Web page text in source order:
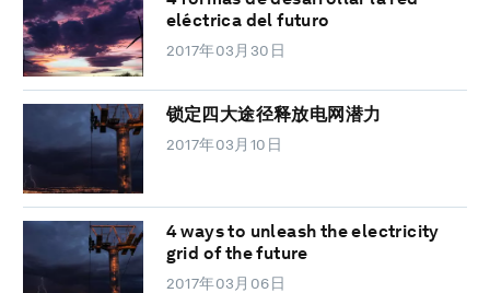
eléctrica del futuro
2017年03月30日
锁定四大途径释放电网潜力
2017年03月10日
4 ways to unleash the electricity
grid of the future
2017年03月06日